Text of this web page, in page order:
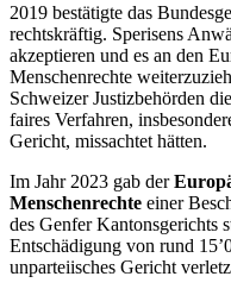
2019 bestätigte das
rechtskräftig. Sperisens
akzeptieren und es an den
Menschenrechte
Schweizer Justizbehörden
faires Verfahren,
Gericht, missachtet hätten.
Im Jahr 2023 gab der
Menschenrechte einer
des Genfer Kantonsgerichts
Entschädigung von rund
unparteiisches Gericht